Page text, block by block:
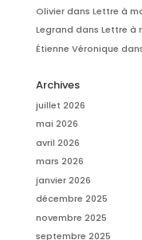
Olivierdans Lettre à
Legrand dans Lettre à
Étienne Véronique
Archives
juillet 2026
mai 2026
avril 2026
mars 2026
janvier 2026
décembre 2025
novembre 2025
septembre 2025